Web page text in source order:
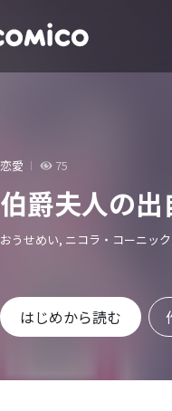
恋愛 75
伯爵夫人の出
おうせめい, ニコラ・コーニック
はじめから読む